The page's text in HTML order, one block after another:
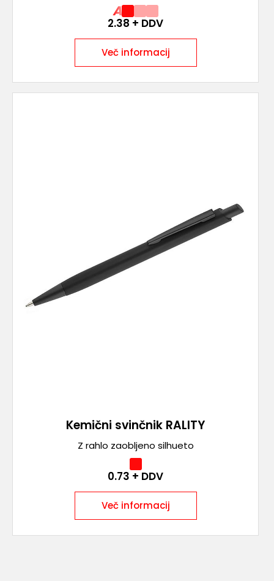
A
2.38 + DDV
Več informacij
Kemični svinčnik RALITY
Z rahlo zaobljeno silhueto
0.73 + DDV
Več informacij